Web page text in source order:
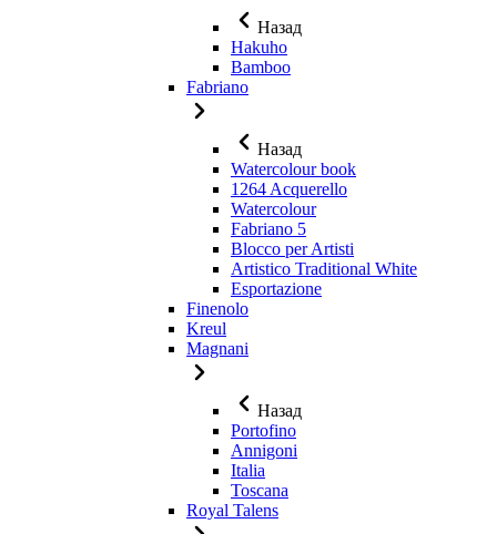
Назад
Hakuho
Bamboo
Fabriano
Назад
Watercolour book
1264 Acquerello
Watercolour
Fabriano 5
Blocco per Artisti
Artistico Traditional White
Esportazione
Finenolo
Kreul
Magnani
Назад
Portofino
Annigoni
Italia
Toscana
Royal Talens